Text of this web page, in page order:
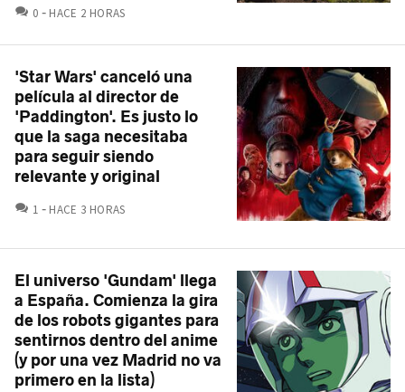
0 COMENTARIOS
HACE 2 HORAS
'Star Wars' canceló una
película al director de
'Paddington'. Es justo lo
que la saga necesitaba
para seguir siendo
relevante y original
1 COMENTARIOS
HACE 3 HORAS
El universo 'Gundam' llega
a España. Comienza la gira
de los robots gigantes para
sentirnos dentro del anime
(y por una vez Madrid no va
primero en la lista)